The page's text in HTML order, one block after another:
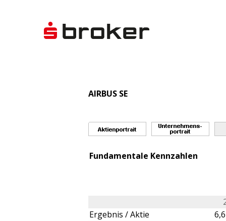
AIRBUS SE
Fundamentale Kennzahlen
Ergebnis / Aktie